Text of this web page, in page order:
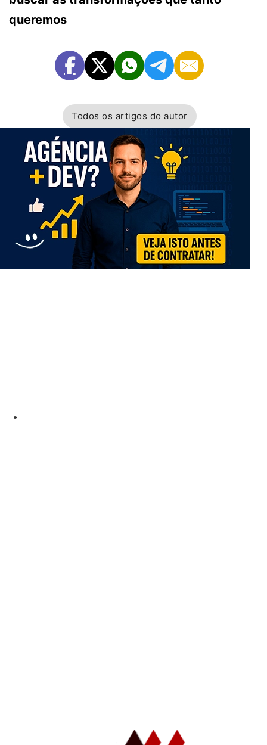
queremos
Todos os artigos do autor